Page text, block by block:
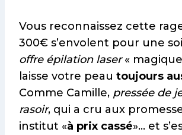
Vous reconnaissez cette
300€ s’envolent pour une
offre épilation laser«
laisse votre peau toujours
Comme Camille, pressée de
rasoir, qui a cru aux
institut «à prix cassé»… et